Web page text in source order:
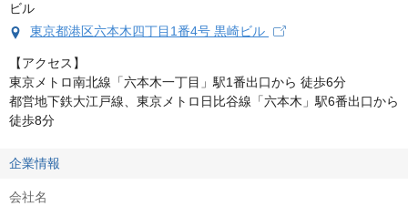
東京都港区六本木四丁目1番4号 黒崎ビル
【アクセス】
東京メトロ南北線「六本木一丁目」駅1番出口から 徒歩6分
都営地下鉄大江戸線、東京メトロ日比谷線「六本木」駅6番出口から
徒歩8分
企業情報
会社名